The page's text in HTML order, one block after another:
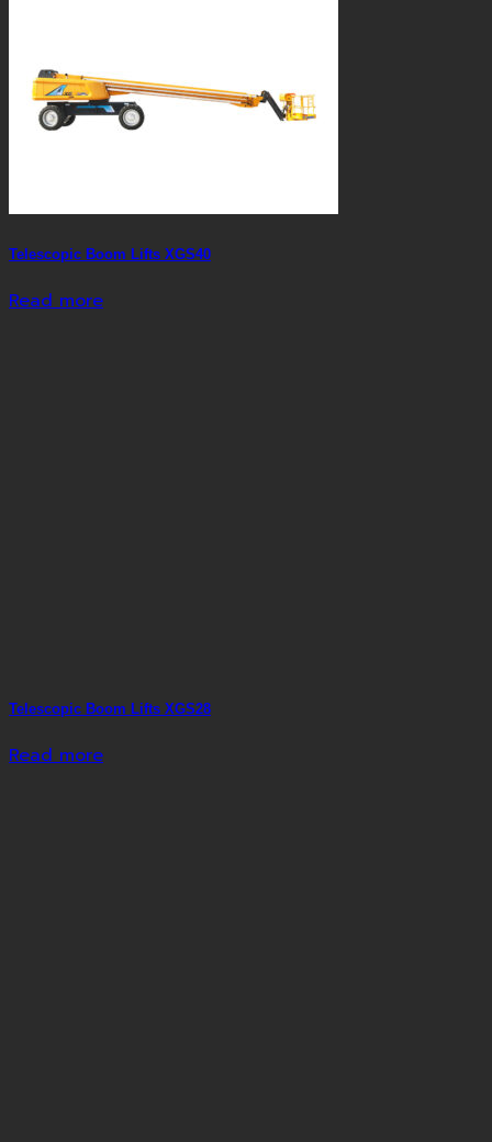
Telescopic Boom Lifts XGS40
Read more
Telescopic Boom Lifts XGS28
Read more